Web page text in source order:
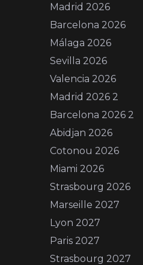
Madrid 2026
Barcelona 2026
Málaga 2026
Sevilla 2026
Valencia 2026
Madrid 2026 2
Barcelona 2026 2
Abidjan 2026
Cotonou 2026
Miami 2026
Strasbourg 2026
Marseille 2027
Lyon 2027
Paris 2027
Strasbourg 2027